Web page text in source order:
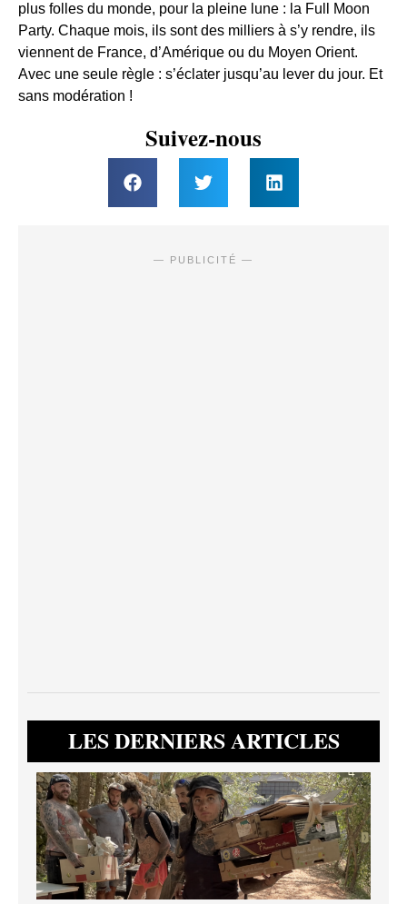
plus folles du monde, pour la pleine lune : la Full Moon
Party. Chaque mois, ils sont des milliers à s’y rendre, ils
viennent de France, d’Amérique ou du Moyen Orient.
Avec une seule règle : s’éclater jusqu’au lever du jour. Et
sans modération !
Suivez-nous
— PUBLICITÉ —
LES DERNIERS ARTICLES